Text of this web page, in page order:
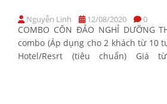
Nguyễn Linh 12/08/2020 0
COMBO CÔN ĐẢO NGHỈ DƯỠNG
combo (Áp dụng cho 2 khách từ 10
Hotel/Resrt (tiêu chuẩn) Giá